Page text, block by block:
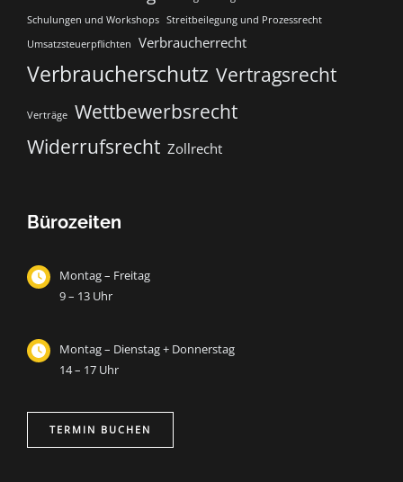
Schulungen und Workshops Streitbeilegung und Prozessrecht​
Umsatzsteuerpflichten
Verbraucherrecht
Verbraucherschutz Vertragsrecht
Verträge Wettbewerbsrecht
Widerrufsrecht Zollrecht
Bürozeiten
Montag – Freitag
9 – 13 Uhr
Montag – Dienstag + Donnerstag
14 – 17 Uhr
TERMIN BUCHEN